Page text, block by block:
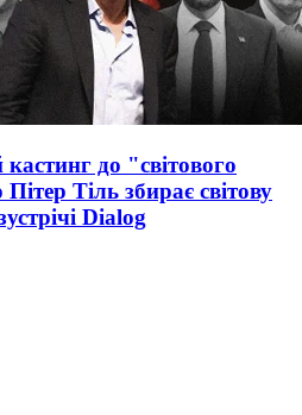
до "світового
Тіль збирає світову
Dialog